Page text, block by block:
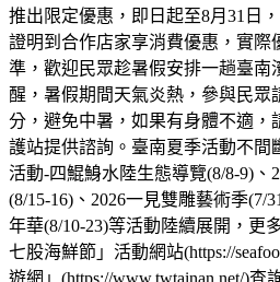
推出限定優惠，即日起至8月31日
證明到合作店家享消費優惠，實際
準，歡迎民眾趁暑假安排一趟臺南
醒，暑假期間天氣炎熱，參與民眾
分，避免中暑，如果有身體不適，
護站提供諮詢。臺南夏季活動不間
活動-四鯤鯓水陸生態導覽(8/8-9)、
(8/15-16)、2026一見雙雕藝術季(7/
年華(8/10-23)等活動陸續展開，更
七股海鮮節」活動網站(https://
遊網」(https://www.twtainan.net/)查